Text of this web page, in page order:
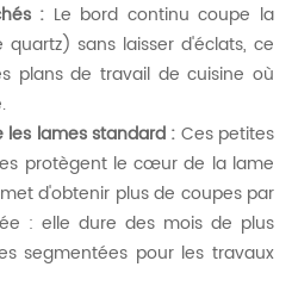
: Le bord continu coupe la
sans laisser d'éclats, ce
plans de travail de cuisine où
les lames standard : Ces petites
protègent le cœur de la lame
d'obtenir plus de coupes par
: elle dure des mois de plus
segmentées pour les travaux